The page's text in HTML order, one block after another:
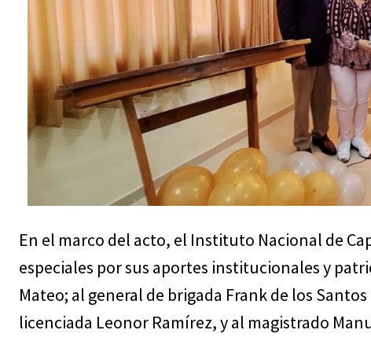
En el marco del acto, el Instituto Nacional de
especiales por sus aportes institucionales y
Mateo; al general de brigada Frank de los
licenciada Leonor Ramírez, y al magistrado